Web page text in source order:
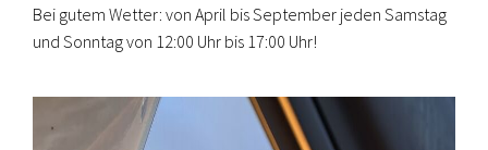
Bei gutem Wetter: von April bis September jeden Samstag
und Sonntag von 12:00 Uhr bis 17:00 Uhr!